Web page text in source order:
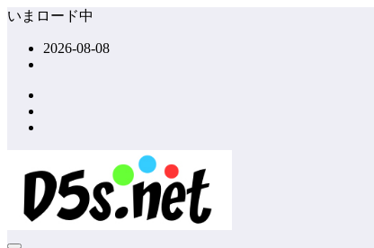
コ
いまロード中
2026-08-08